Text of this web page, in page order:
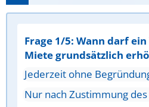
Frage 1/5: Wann darf
Miete grundsätzlich
Jederzeit ohne
Nur nach Zustimmung